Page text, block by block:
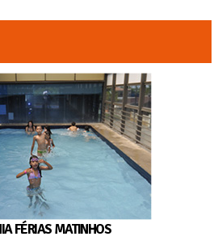
FÉRIAS MATINHOS